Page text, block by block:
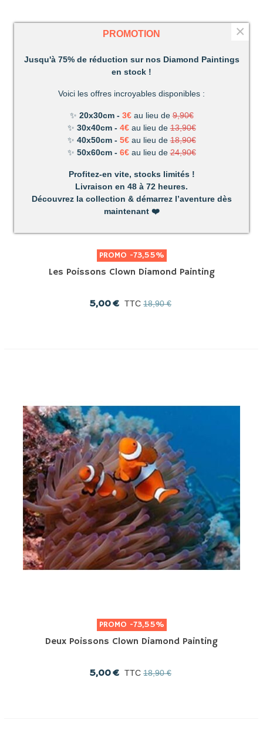
PROMO -73,55%
Les Poissons Clown Diamond Painting
5,00 € TTC 18,90 €
PROMO -73,55%
Deux Poissons Clown Diamond Painting
5,00 € TTC 18,90 €
PROMOTION
Jusqu'à 75% de réduction sur nos Diamond Paintings
en stock !
Voici les offres incroyables disponibles :
✨ 20x30cm - 3€au lieu de9,90€
✨ 30x40cm - 4€ au lieu de 13,90€
✨ 40x50cm - 5€ au lieu de18,90€
✨ 50x60cm - 6€ au lieu de 24,90€
Profitez-en vite, stocks limités !
Livraison en 48 à 72 heures.
Découvrez la collection & démarrez l’aventure dès
maintenant❤️
×